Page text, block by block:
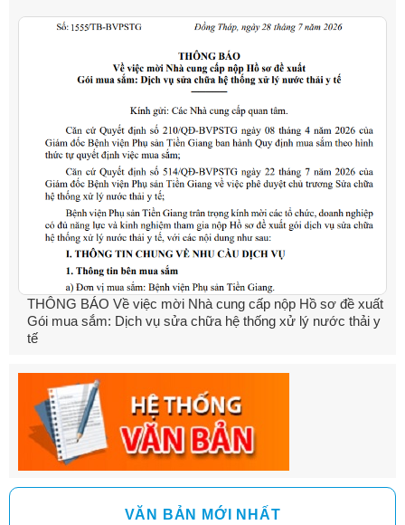
THÔNG BÁO Về việc mời Nhà cung cấp nộp Hồ sơ đề xuất
Gói mua sắm: Dịch vụ sửa chữa hệ thống xử lý nước thải y
tế
VĂN BẢN MỚI NHẤT